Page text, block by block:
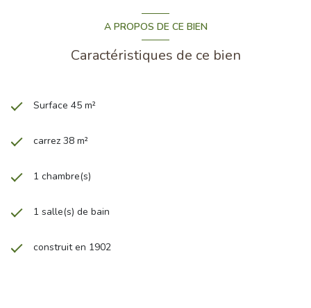
A PROPOS DE CE BIEN
Caractéristiques de ce bien
Surface 45 m²
carrez 38 m²
1 chambre(s)
1 salle(s) de bain
construit en 1902